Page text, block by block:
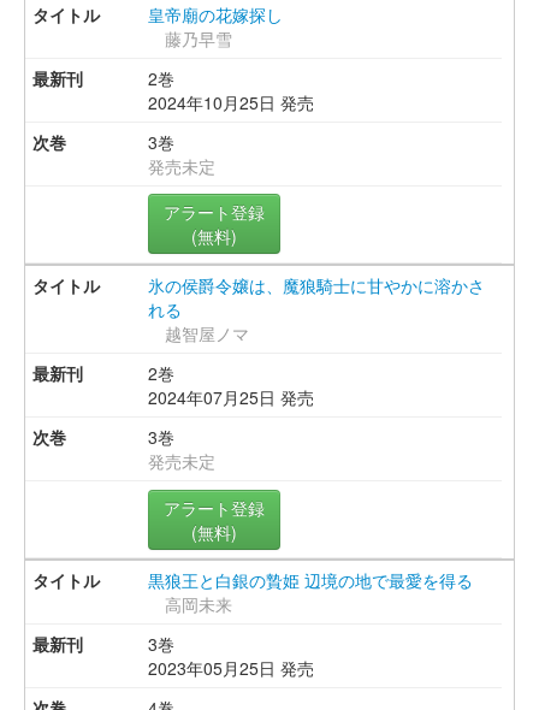
皇帝廟の花嫁探し
藤乃早雪
2巻
2024年10月25日 発売
3巻
発売未定
アラート登録
(無料)
氷の侯爵令嬢は、魔狼騎士に甘やかに溶かさ
れる
越智屋ノマ
2巻
2024年07月25日 発売
3巻
発売未定
アラート登録
(無料)
黒狼王と白銀の贄姫 辺境の地で最愛を得る
高岡未来
3巻
2023年05月25日 発売